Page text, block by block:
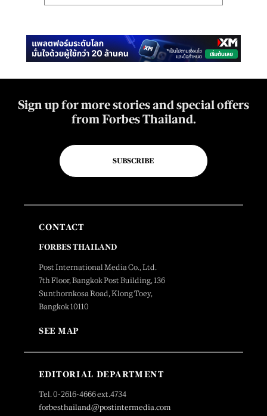
Sign up for more stories and special offers
from Forbes Thailand.
SUBSCRIBE
CONTACT
FORBES THAILAND
Post International Media Co., Ltd.
7th Floor, Bangkok Post Building, 136
Sunthornkosa Road, Klong Toey,
Bangkok 10110
SEE MAP
EDITORIAL DEPARTMENT
Tel. 0-2616-4666 ext.4734
forbesthailand@postintermedia.com